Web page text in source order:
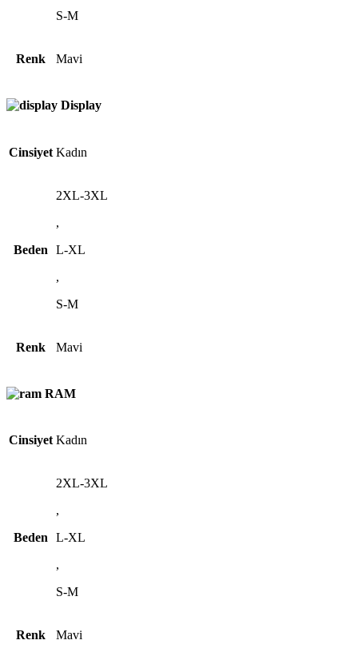
S-M
Renk Mavi
Display
Cinsiyet Kadın
Beden
2XL-3XL
,
L-XL
,
S-M
Renk Mavi
RAM
Cinsiyet Kadın
Beden
2XL-3XL
,
L-XL
,
S-M
Renk Mavi